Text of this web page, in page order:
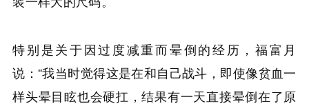
特别是关于因过度减重而晕倒的经历，福富月
说：“我当时觉得这是在和自己战斗，即使像贫血一
样头晕目眩也会硬扛，结果有一天直接晕倒在了原